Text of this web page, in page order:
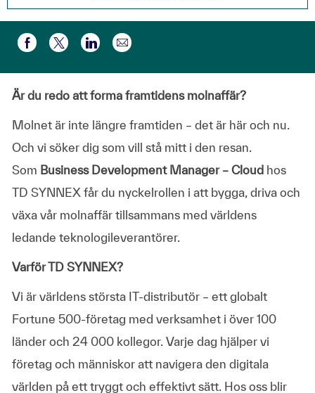
Partager via Facebook
Partager via twitter
Partager via LinkedIn
Partager par e-mail
Är du redo att forma framtidens molnaffär?
Molnet är inte längre framtiden – det är här och nu.
Och vi söker dig som vill stå mitt i den resan.
Som Business Development Manager – Cloud hos
TD SYNNEX får du nyckelrollen i att bygga, driva och
växa vår molnaffär tillsammans med världens
ledande teknologileverantörer.
Varför TD SYNNEX?
Vi är världens största IT-distributör – ett globalt
Fortune 500-företag med verksamhet i över 100
länder och 24 000 kollegor. Varje dag hjälper vi
företag och människor att navigera den digitala
världen på ett tryggt och effektivt sätt. Hos oss blir